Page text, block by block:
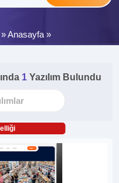
Anasayfa »
1 Yazılım Bulundu